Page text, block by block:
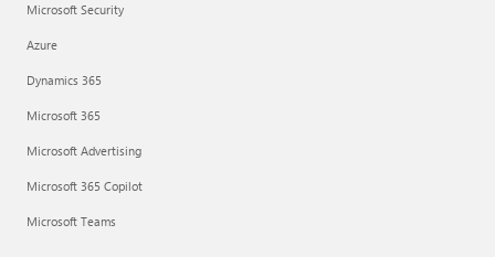
Microsoft Security
Azure
Dynamics 365
Microsoft 365
Microsoft Advertising
Microsoft 365 Copilot
Microsoft Teams